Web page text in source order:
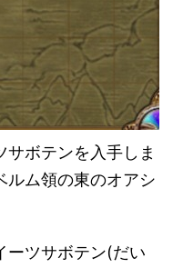
サボテンを入手しま
ルム領の東のオアシ
ーツサボテン(だい